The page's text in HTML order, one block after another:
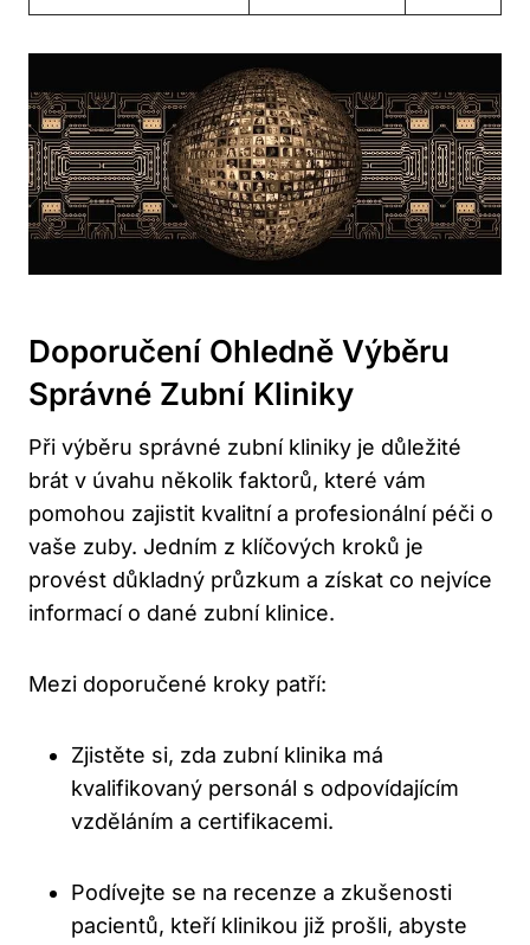
Doporučení Ohledně Výběru
Správné Zubní Kliniky
Při výběru správné zubní kliniky je důležité
brát v úvahu několik faktorů, které vám
pomohou zajistit kvalitní a profesionální péči o
vaše zuby. Jedním z klíčových kroků je
provést důkladný průzkum a získat co nejvíce
informací o dané zubní klinice.
Mezi doporučené kroky patří:
Zjistěte si, zda zubní klinika má
kvalifikovaný personál s odpovídajícím
vzděláním a certifikacemi.
Podívejte se na recenze a zkušenosti
pacientů, kteří klinikou již prošli, abyste